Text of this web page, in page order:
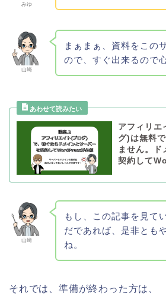
みゆ
山崎
まぁまぁ、資料をこの
ので、すぐ出来るので
アフィリエ
グ)は無料
ません。ド
契約して
山崎
もし、この記事を見て
だであれば、是非とも
ね。
それでは、準備が終わった方は、